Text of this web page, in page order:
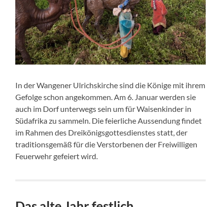
In der Wangener Ulrichskirche sind die Könige mit ihrem
Gefolge schon angekommen. Am 6. Januar werden sie
auch im Dorf unterwegs sein um für Waisenkinder in
Südafrika zu sammeln. Die feierliche Aussendung findet
im Rahmen des Dreikönigsgottesdienstes statt, der
traditionsgemäß für die Verstorbenen der Freiwilligen
Feuerwehr gefeiert wird.